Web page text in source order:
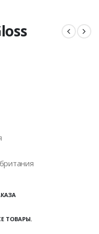
ТОВАРЫ,